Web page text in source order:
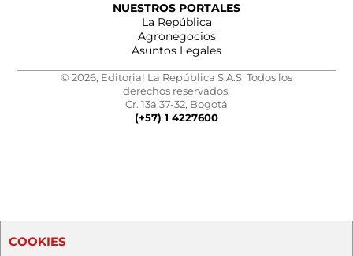
NUESTROS PORTALES
La República
Agronegocios
Asuntos Legales
© 2026, Editorial La República S.A.S. Todos los
derechos reservados.
Cr. 13a 37-32, Bogotá
(+57) 1 4227600
COOKIES